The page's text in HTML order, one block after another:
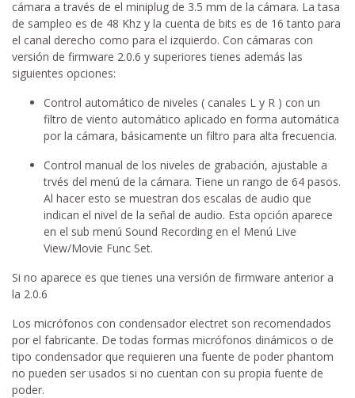
cámara a través de el miniplug de 3.5 mm de la cámara. La tasa
de sampleo es de 48 Khz y la cuenta de bits es de 16 tanto para
el canal derecho como para el izquierdo. Con cámaras con
versión de firmware 2.0.6 y superiores tienes además las
siguientes opciones:
Control automático de niveles ( canales L y R ) con un
filtro de viento automático aplicado en forma automática
por la cámara, básicamente un filtro para alta frecuencia.
Control manual de los niveles de grabación, ajustable a
trvés del menú de la cámara. Tiene un rango de 64 pasos.
Al hacer esto se muestran dos escalas de audio que
indican el nivel de la señal de audio. Esta opción aparece
en el sub menú Sound Recording en el Menú Live
View/Movie Func Set.
Si no aparece es que tienes una versión de firmware anterior a
la 2.0.6
Los micrófonos con condensador electret son recomendados
por el fabricante. De todas formas micrófonos dinámicos o de
tipo condensador que requieren una fuente de poder phantom
no pueden ser usados si no cuentan con su propia fuente de
poder.